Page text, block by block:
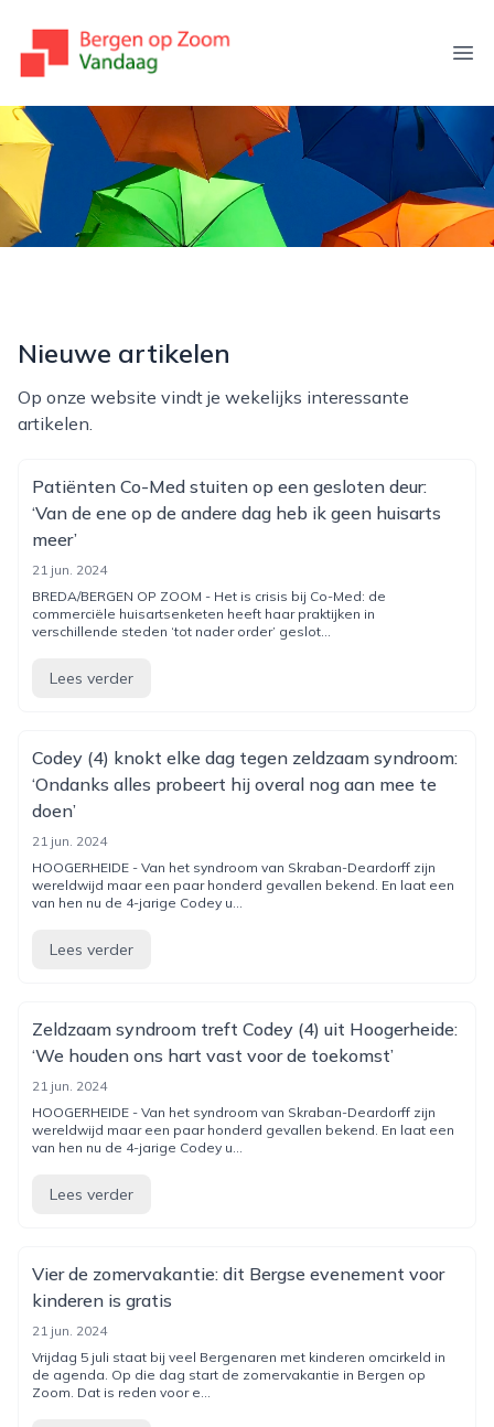
bergenopzoomvandaag.nl
Nieuwe artikelen
Op onze website vindt je wekelijks interessante
artikelen.
Patiënten Co-Med stuiten op een gesloten deur:
‘Van de ene op de andere dag heb ik geen huisarts
meer’
21 jun. 2024
BREDA/BERGEN OP ZOOM - Het is crisis bij Co-Med: de
commerciële huisartsenketen heeft haar praktijken in
verschillende steden ‘tot nader order’ geslot...
Lees verder
Codey (4) knokt elke dag tegen zeldzaam syndroom:
‘Ondanks alles probeert hij overal nog aan mee te
doen’
21 jun. 2024
HOOGERHEIDE - Van het syndroom van Skraban-Deardorff zijn
wereldwijd maar een paar honderd gevallen bekend. En laat een
van hen nu de 4-jarige Codey u...
Lees verder
Zeldzaam syndroom treft Codey (4) uit Hoogerheide:
‘We houden ons hart vast voor de toekomst’
21 jun. 2024
HOOGERHEIDE - Van het syndroom van Skraban-Deardorff zijn
wereldwijd maar een paar honderd gevallen bekend. En laat een
van hen nu de 4-jarige Codey u...
Lees verder
Vier de zomervakantie: dit Bergse evenement voor
kinderen is gratis
21 jun. 2024
Vrijdag 5 juli staat bij veel Bergenaren met kinderen omcirkeld in
de agenda. Op die dag start de zomervakantie in Bergen op
Zoom. Dat is reden voor e...